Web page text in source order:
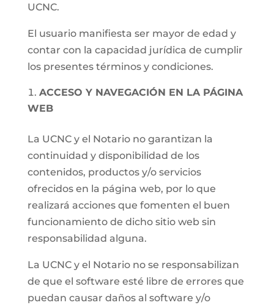
UCNC.
El usuario manifiesta ser mayor de edad y
contar con la capacidad jurídica de cumplir
los presentes términos y condiciones.
ACCESO Y NAVEGACIÓN EN LA PÁGINA
WEB
La UCNC y el Notario no garantizan la
continuidad y disponibilidad de los
contenidos, productos y/o servicios
ofrecidos en la página web, por lo que
realizará acciones que fomenten el buen
funcionamiento de dicho sitio web sin
responsabilidad alguna.
La UCNC y el Notario no se responsabilizan
de que el software esté libre de errores que
puedan causar daños al software y/o